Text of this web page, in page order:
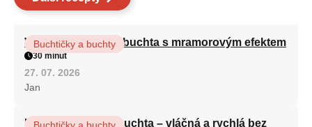
Vláčná olejová litá buchta s mramorovým efektem
Buchtičky a buchty
30 minut
27. 07. 2026
Jan
Hrnková maková buchta – vláčná a rychlá bez
Buchtičky a buchty